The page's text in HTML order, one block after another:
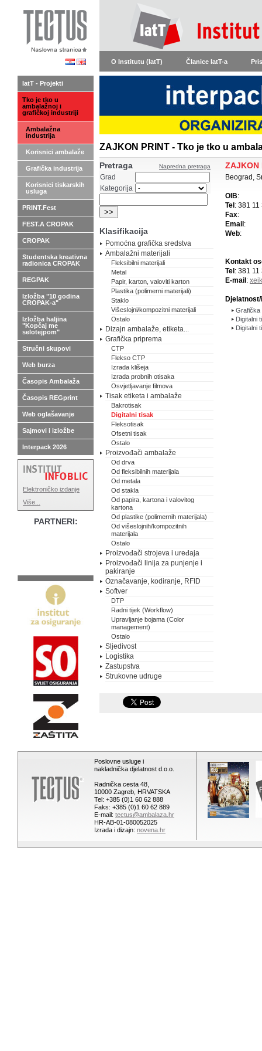
O Institutu (IatT) Članice IatT-a
ZAJKON PRINT - Tko je tko u
Napredna pretraga
Pretraga
Grad
Kategorija
Klasifikacija
Pomoćna grafička sredstva
Ambalažni materijali
Fleksibilni materijali
Metal
Papir, karton, valoviti karton
Plastika (polimerni materijali)
Staklo
Višeslojni/kompozitni materijali
Ostalo
Dizajn ambalaže, etiketa...
Grafička priprema
CTP
Flekso CTP
Izrada klišeja
Izrada probnih otisaka
Osvjetljavanje filmova
Tisak etiketa i ambalaže
Bakrotisak
Digitalni tisak
Fleksotisak
Ofsetni tisak
Ostalo
Proizvođači ambalaže
Od drva
Od fleksibilnih materijala
Od metala
Od stakla
Od papira, kartona i valovitog
kartona
Od plastike (polimernih materijala)
Od višeslojnih/kompozitnih
materijala
Ostalo
Proizvođači strojeva i uređaja
Proizvođači linija za punjenje i
pakiranje
Označavanje, kodiranje, RFID
Softver
DTP
Radni tijek (Workflow)
Upravljanje bojama (Color
management)
Ostalo
Sljedivost
Logistika
Zastupstva
Strukovne udruge
ZAJKON
Beograd,
OIB:
Tel : 381
Fax:
Email :
Web:
Kontakt
Tel : 381
E-mail :
Djelatnost/i
Grafička
Digitalni
Digitalni
IatT - Projekti
Tko je tko u
ambalažnoj i
grafičkoj industriji
Ambalažna
industrija
Korisnici ambalaže
Grafička industrija
Korisnici tiskarskih
usluga
PRINT.Fest
FEST.A CROPAK
CROPAK
Studentska kreativna
radionica CROPAK
REGPAK
Izložba "10 godina
CROPAK-a"
Izložba haljina
"Kopčaj me
selotejpom"
Stručni skupovi
Web burza
Časopis Ambalaža
Časopis REGprint
Web oglašavanje
Sajmovi i izložbe
Interpack 2026
Elektroničko izdanje
Više...
PARTNERI:
Poslovne usluge i
nakladnička djelatnost d.o.o.
Radnička cesta 48,
10000 Zagreb, HRVATSKA
Tel: +385 (0)1 60 62 888
Faks: +385 (0)1 60 62 889
E-mail: tectus@ambalaza.hr
HR-AB-01-080052025
Izrada i dizajn: novena.hr